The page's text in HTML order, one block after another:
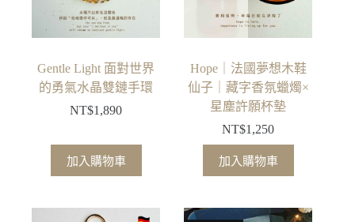
可
在
品
頁
面
選
項
在
品
頁
面
選
選
項
Gentle Light 面對世界
的勇氣水晶雙鏈手環
NT$1,890
加入購物車
Hope｜法國夢想木鞋
仙子｜藏字香氛蠟燭×
星塵許願杯墊
NT$1,250
加入購物車